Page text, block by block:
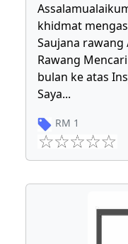
khidmat
Saujana
Rawang
bulan ke atas
Saya...
RM 1